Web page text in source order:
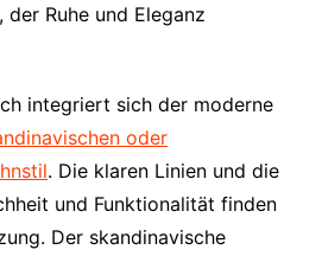
der Ruhe und Eleganz
integriert sich der moderne
oder
. Die klaren Linien und die
und Funktionalität finden
Der skandinavische